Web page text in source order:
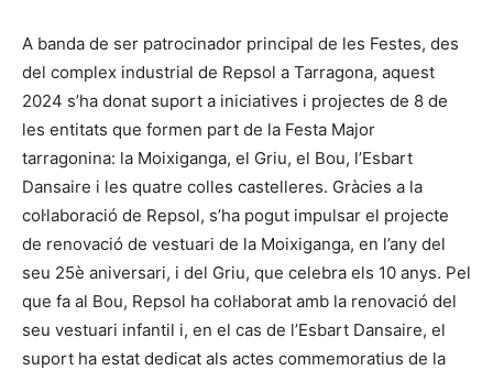
A banda de ser patrocinador principal de les Festes, des
del complex industrial de Repsol a Tarragona, aquest
2024 s’ha donat suport a iniciatives i projectes de 8 de
les entitats que formen part de la Festa Major
tarragonina: la Moixiganga, el Griu, el Bou, l’Esbart
Dansaire i les quatre colles castelleres. Gràcies a la
col·laboració de Repsol, s’ha pogut impulsar el projecte
de renovació de vestuari de la Moixiganga, en l’any del
seu 25è aniversari, i del Griu, que celebra els 10 anys. Pel
que fa al Bou, Repsol ha col·laborat amb la renovació del
seu vestuari infantil i, en el cas de l’Esbart Dansaire, el
suport ha estat dedicat als actes commemoratius de la